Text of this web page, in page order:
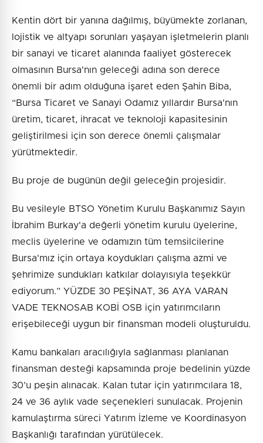
Kentin dört bir yanına dağılmış, büyümekte zorlanan,
lojistik ve altyapı sorunları yaşayan işletmelerin planlı
bir sanayi ve ticaret alanında faaliyet gösterecek
olmasının Bursa'nın geleceği adına son derece
önemli bir adım olduğuna işaret eden Şahin Biba,
“Bursa Ticaret ve Sanayi Odamız yıllardır Bursa'nın
üretim, ticaret, ihracat ve teknoloji kapasitesinin
geliştirilmesi için son derece önemli çalışmalar
yürütmektedir.
Bu proje de bugünün değil geleceğin projesidir.
Bu vesileyle BTSO Yönetim Kurulu Başkanımız Sayın
İbrahim Burkay'a değerli yönetim kurulu üyelerine,
meclis üyelerine ve odamızın tüm temsilcilerine
Bursa'mız için ortaya koydukları çalışma azmi ve
şehrimize sundukları katkılar dolayısıyla teşekkür
ediyorum.” YÜZDE 30 PEŞİNAT, 36 AYA VARAN
VADE TEKNOSAB KOBİ OSB için yatırımcıların
erişebileceği uygun bir finansman modeli oluşturuldu.
Kamu bankaları aracılığıyla sağlanması planlanan
finansman desteği kapsamında proje bedelinin yüzde
30’u peşin alınacak. Kalan tutar için yatırımcılara 18,
24 ve 36 aylık vade seçenekleri sunulacak. Projenin
kamulaştırma süreci Yatırım İzleme ve Koordinasyon
Başkanlığı tarafından yürütülecek.